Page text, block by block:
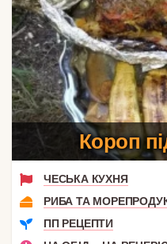
Короп
ЧЕСЬКА КУХНЯ
РИБА ТА
ПП РЕЦЕПТИ